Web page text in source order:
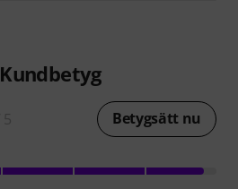
Kundbetyg
Betygsätt nu